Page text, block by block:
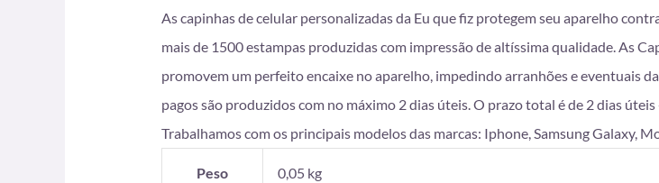
As capinhas de celular personalizadas da Eu que fiz protegem seu aparelho
mais de 1500 estampas produzidas com impressão de altíssima qualidade. As
promovem um perfeito encaixe no aparelho, impedindo arranhões e eventuais
pagos são produzidos com no máximo 2 dias úteis. O prazo total é de 2 dias
Trabalhamos com os principais modelos das marcas: Iphone, Samsung Galaxy,
Peso 0,05 kg